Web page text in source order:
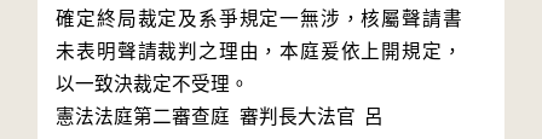
確定終局裁定及系爭規定一無涉，核屬聲請書
未表明聲請裁判之理由，本庭爰依上開規定，
以一致決裁定不受理。
憲法法庭第二審查庭 審判長大法官 呂